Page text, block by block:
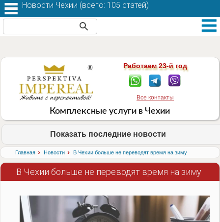
Работаем 23-й год
Все контакты
Комплексные услуги в Чехии
Показать последние новости
Главная › Новости › В Чехии больше не переводят время на зиму
В Чехии больше не переводят время на зиму
Новости Чехии (всего: 105 статей)